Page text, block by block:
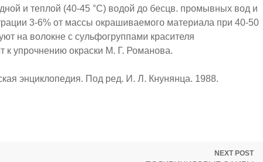
и теплой (40-45 °С) водой до бесцв. промывных вод и
3-6% от массы окрашиваемого материала при 40-50
на волокне с сульфогруппами красителя
к упрочнению окраски М. Г. Романова.
энциклопедия. Под ред. И. Л. Кнунянца. 1988.
NEXT POST